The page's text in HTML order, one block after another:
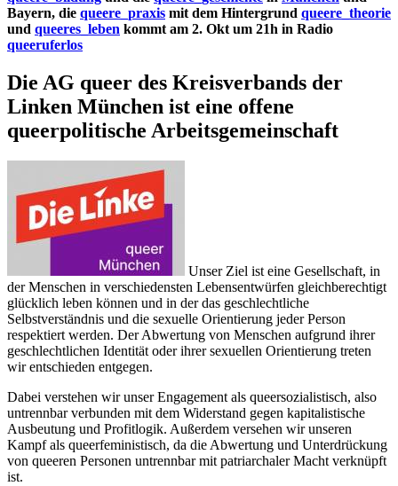
Bayern, die queere_praxis mit dem Hintergrund queere_theorie
und queeres_leben kommt am 2. Okt um 21h in Radio
queeruferlos
Die AG queer des Kreisverbands der
Linken München ist eine offene
queerpolitische Arbeitsgemeinschaft
Unser Ziel ist eine Gesellschaft, in
der Menschen in verschiedensten Lebensentwürfen gleichberechtigt
glücklich leben können und in der das geschlechtliche
Selbstverständnis und die sexuelle Orientierung jeder Person
respektiert werden. Der Abwertung von Menschen aufgrund ihrer
geschlechtlichen Identität oder ihrer sexuellen Orientierung treten
wir entschieden entgegen.
Dabei verstehen wir unser Engagement als queersozialistisch, also
untrennbar verbunden mit dem Widerstand gegen kapitalistische
Ausbeutung und Profitlogik. Außerdem versehen wir unseren
Kampf als queerfeministisch, da die Abwertung und Unterdrückung
von queeren Personen untrennbar mit patriarchaler Macht verknüpft
ist.